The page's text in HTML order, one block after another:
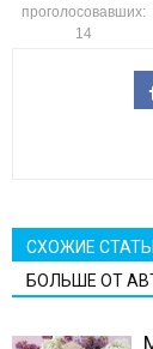
проголосовавших:
14
СХОЖИЕ
БОЛЬШЕ ОТ